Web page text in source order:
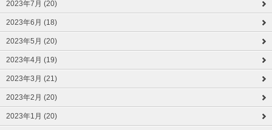
2023年7月 (20)
2023年6月 (18)
2023年5月 (20)
2023年4月 (19)
2023年3月 (21)
2023年2月 (20)
2023年1月 (20)